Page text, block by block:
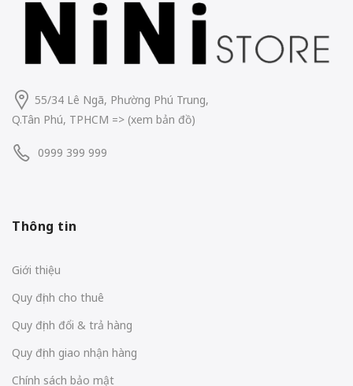
55/34 Lê Ngã, Phường Phú Trung,
Q.Tân Phú, TPHCM => (xem bản đồ)
0999 399 999
Thông tin
Giới thiệu
Quy định cho thuê
Quy định đổi & trả hàng
Quy định giao nhận hàng
Chính sách bảo mật